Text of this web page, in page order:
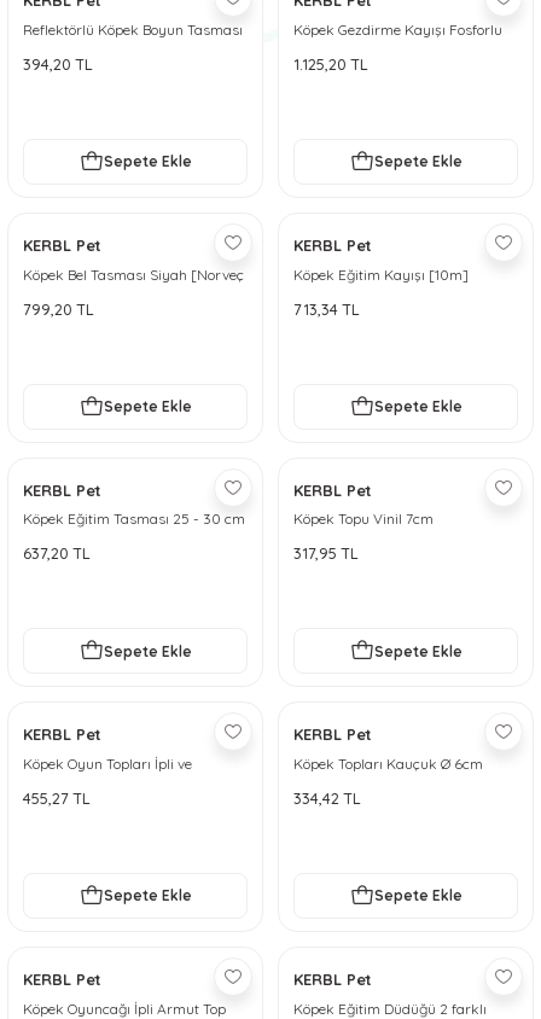
Reflektörlü Köpek Boyun Tasması
394,20 TL
Sepete Ekle
Köpek Gezdirme Kayışı Fosforlu
1.125,20 TL
Sepete Ekle
KERBL Pet
Köpek Bel Tasması Siyah [Norveç
799,20 TL
Sepete Ekle
KERBL Pet
Köpek Eğitim Kayışı [10m]
713,34 TL
Sepete Ekle
KERBL Pet
Köpek Eğitim Tasması 25 - 30 cm
637,20 TL
Sepete Ekle
KERBL Pet
Köpek Topu Vinil 7cm
317,95 TL
Sepete Ekle
KERBL Pet
Köpek Oyun Topları İpli ve
455,27 TL
Sepete Ekle
KERBL Pet
Köpek Topları Kauçuk Ø 6cm
334,42 TL
Sepete Ekle
KERBL Pet
Köpek Oyuncağı İpli Armut Top
KERBL Pet
Köpek Eğitim Düdüğü 2 farklı